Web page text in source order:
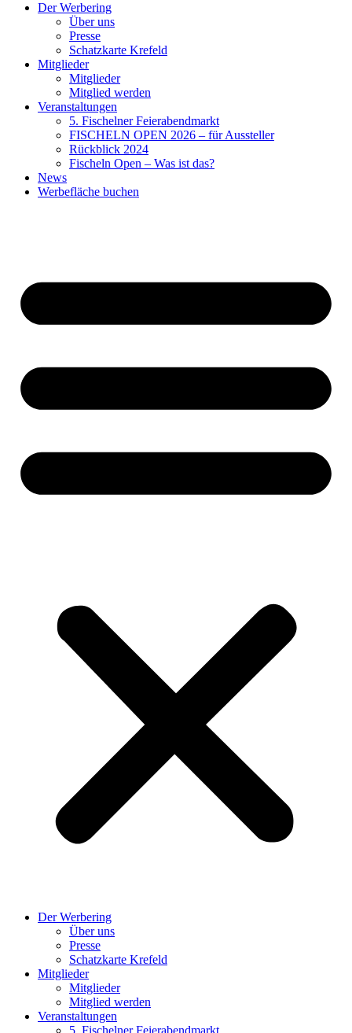
Der Werbering
Über uns
Presse
Schatzkarte Krefeld
Mitglieder
Mitglieder
Mitglied werden
Veranstaltungen
5. Fischelner Feierabendmarkt
FISCHELN OPEN 2026 – für Aussteller
Rückblick 2024
Fischeln Open – Was ist das?
News
Werbefläche buchen
Der Werbering
Über uns
Presse
Schatzkarte Krefeld
Mitglieder
Mitglieder
Mitglied werden
Veranstaltungen
5. Fischelner Feierabendmarkt